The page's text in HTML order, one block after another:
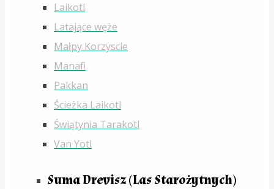
Laikotl
Latające węże
Małpy Korzyscie
Manafi
Pakkan
Ścieżka Laikotl
Świątynia Tarakotl
Van Yotl
Suma Drevisz (Las Starożytnych)